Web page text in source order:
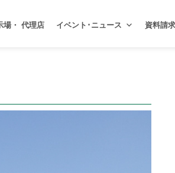
場・ 代理店 イベント･ニュース 資料請求